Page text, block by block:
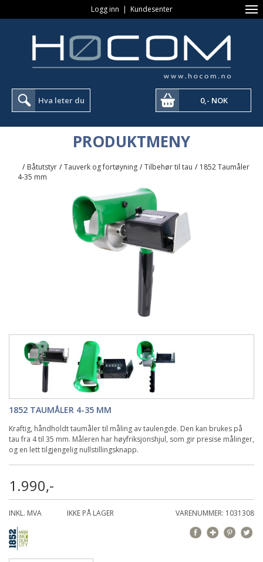
Logg inn | Kundesenter
0,- NOK
PRODUKTMENY
/ Båtutstyr / Tauverk og fortøyning / Tilbehør til tau / 1852 Taumåler
4-35 mm
1852 TAUMÅLER 4-35 MM
Kraftig, håndholdt taumåler til måling av taulengde. Den kan brukes på
tau fra 4 til 35 mm. Måleren har høyfriksjonshjul, som gir presise målinger,
og en lett tilgjengelig nullstillingsknapp.
1.990,-
INKL. MVA IKKE PÅ LAGER VARENUMMER: 1031308